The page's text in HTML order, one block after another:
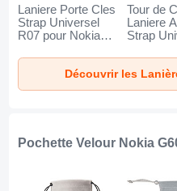
Laniere Porte Cles
Strap Universel
R07 pour Nokia
Tour de
Laniere
Strap
G60 5G
Découvrir les
Pochette Velour Nokia